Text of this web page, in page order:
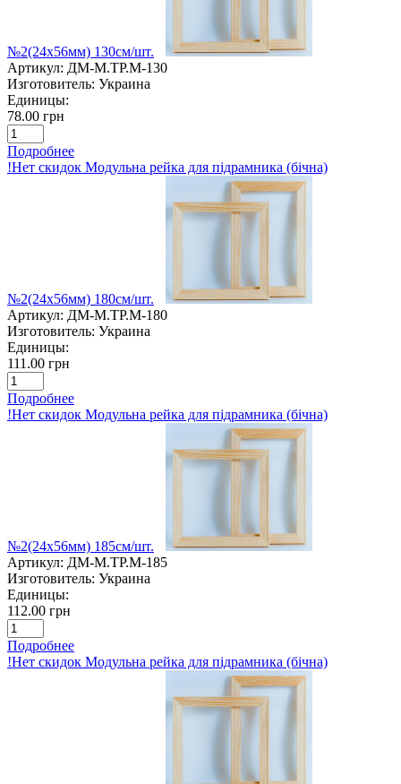
№2(24х56мм) 130см/шт.
Артикул: ДМ-M.TP.M-130
Изготовитель: Украина
Единицы:
78.00 грн
Подробнее
!Нет скидок Модульна рейка для підрамника (бічна)
№2(24х56мм) 180см/шт.
Артикул: ДМ-M.TP.M-180
Изготовитель: Украина
Единицы:
111.00 грн
Подробнее
!Нет скидок Модульна рейка для підрамника (бічна)
№2(24х56мм) 185см/шт.
Артикул: ДМ-M.TP.M-185
Изготовитель: Украина
Единицы:
112.00 грн
Подробнее
!Нет скидок Модульна рейка для підрамника (бічна)